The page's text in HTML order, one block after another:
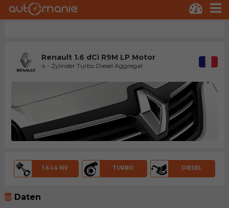
Renault 1.6 dCi R9M LP Motor
4 - Zylinder Turbo Diesel Aggregat
1.6 L4 16V TURBO DIESEL
Daten